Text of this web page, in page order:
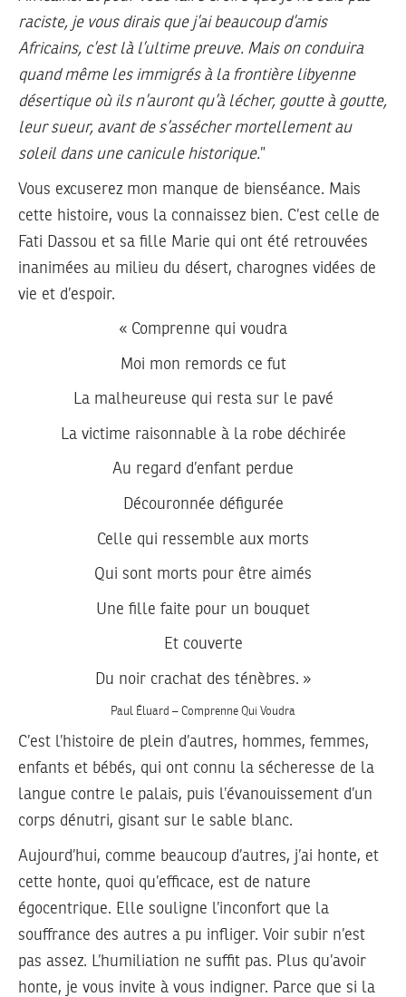
raciste, je vous dirais que j’ai beaucoup d’amis
Africains, c’est là l’ultime preuve. Mais on conduira
quand même les immigrés à la frontière libyenne
désertique où ils n’auront qu’à lécher, goutte à goutte,
leur sueur, avant de s’assécher mortellement au
soleil dans une canicule historique.”
Vous excuserez mon manque de bienséance. Mais
cette histoire, vous la connaissez bien. C’est celle de
Fati Dassou et sa fille Marie qui ont été retrouvées
inanimées au milieu du désert, charognes vidées de
vie et d’espoir.
« Comprenne qui voudra
Moi mon remords ce fut
La malheureuse qui resta sur le pavé
La victime raisonnable à la robe déchirée
Au regard d’enfant perdue
Découronnée défigurée
Celle qui ressemble aux morts
Qui sont morts pour être aimés
Une fille faite pour un bouquet
Et couverte
Du noir crachat des ténèbres. »
Paul Éluard – Comprenne Qui Voudra
C’est l’histoire de plein d’autres, hommes, femmes,
enfants et bébés, qui ont connu la sécheresse de la
langue contre le palais, puis l’évanouissement d’un
corps dénutri, gisant sur le sable blanc.
Aujourd’hui, comme beaucoup d’autres, j’ai honte, et
cette honte, quoi qu’efficace, est de nature
égocentrique. Elle souligne l’inconfort que la
souffrance des autres a pu infliger. Voir subir n’est
pas assez. L’humiliation ne suffit pas. Plus qu’avoir
honte, je vous invite à vous indigner. Parce que si la